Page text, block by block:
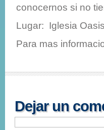
conocernos si no
Lugar: Iglesia
Para mas
Dejar un